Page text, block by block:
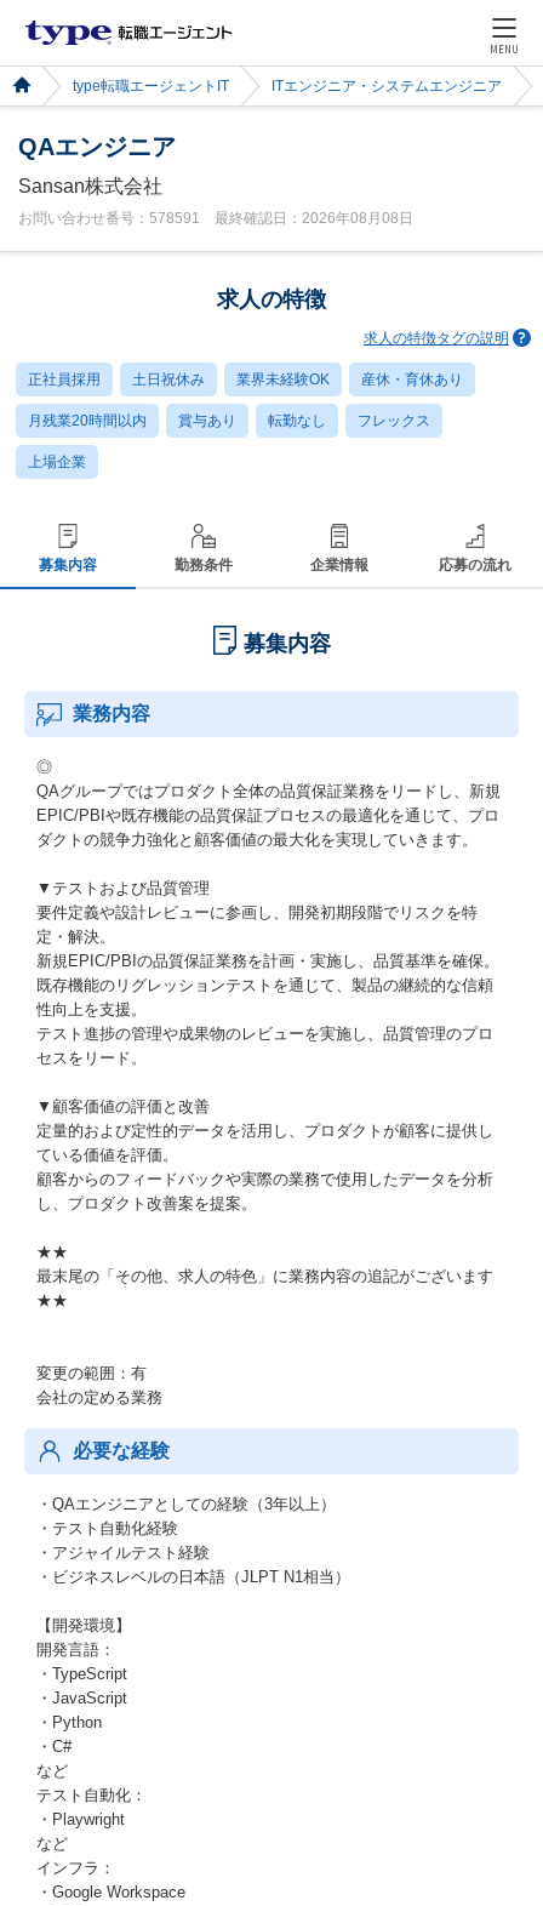
MENU
type転職エージェントIT ITエンジニア・システムエンジニア
QAエンジニア
Sansan株式会社
お問い合わせ番号：578591 最終確認日：2026年08月08日
求人の特徴
求人の特徴タグの説明
正社員採用 土日祝休み 業界未経験OK 産休・育休あり
月残業20時間以内 賞与あり 転勤なし フレックス
上場企業
募集内容 勤務条件 企業情報 応募の流れ
募集内容
業務内容
◎
QAグループではプロダクト全体の品質保証業務をリードし、新規
EPIC/PBIや既存機能の品質保証プロセスの最適化を通じて、プロ
ダクトの競争力強化と顧客価値の最大化を実現していきます。
▼テストおよび品質管理
要件定義や設計レビューに参画し、開発初期段階でリスクを特
定・解決。
新規EPIC/PBIの品質保証業務を計画・実施し、品質基準を確保。
既存機能のリグレッションテストを通じて、製品の継続的な信頼
性向上を支援。
テスト進捗の管理や成果物のレビューを実施し、品質管理のプロ
セスをリード。
▼顧客価値の評価と改善
定量的および定性的データを活用し、プロダクトが顧客に提供し
ている価値を評価。
顧客からのフィードバックや実際の業務で使用したデータを分析
し、プロダクト改善案を提案。
★★
最末尾の「その他、求人の特色」に業務内容の追記がございます
★★
変更の範囲：有
会社の定める業務
必要な経験
・QAエンジニアとしての経験（3年以上）
・テスト自動化経験
・アジャイルテスト経験
・ビジネスレベルの日本語（JLPT N1相当）
【開発環境】
開発言語：
・TypeScript
・JavaScript
・Python
・C#
など
テスト自動化：
・Playwright
など
インフラ：
・Google Workspace